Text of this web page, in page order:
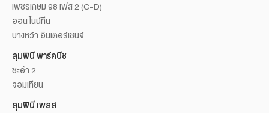
เพชรเกษม 98 เฟส 2 (C-D)
ออน ไนน์ทีน
บางหว้า อินเตอร์เชนจ์
ลุมพินี พาร์คบีช
ชะอำ 2
จอมเทียน
ลุมพินี เพลส